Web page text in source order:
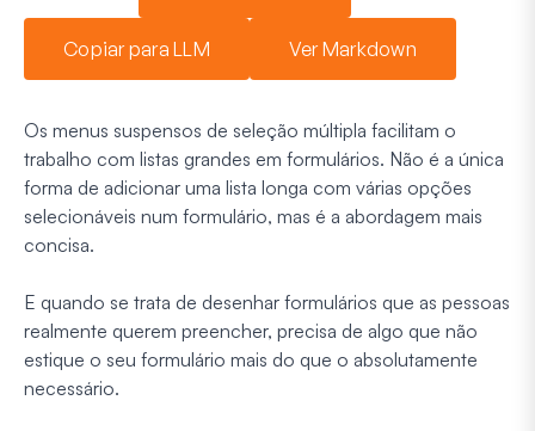
Copiar para LLM Ver Markdown
Os menus suspensos de seleção múltipla facilitam o
trabalho com listas grandes em formulários. Não é a única
forma de adicionar uma lista longa com várias opções
selecionáveis num formulário, mas é a abordagem mais
concisa.
E quando se trata de desenhar formulários que as pessoas
realmente querem preencher, precisa de algo que não
estique o seu formulário mais do que o absolutamente
necessário.